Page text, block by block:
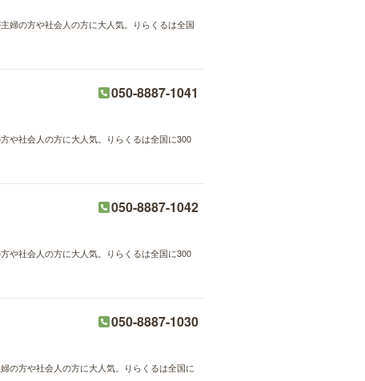
婦の方や社会人の方に大人気。りらくるは全国
050-8887-1041
や社会人の方に大人気。りらくるは全国に300
050-8887-1042
や社会人の方に大人気。りらくるは全国に300
050-8887-1030
の方や社会人の方に大人気。りらくるは全国に